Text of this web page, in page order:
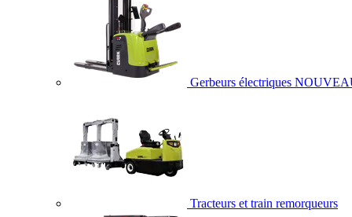
Gerbeurs électriques
Tracteurs et train remorqueurs